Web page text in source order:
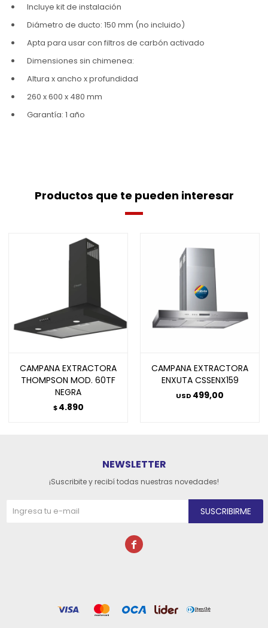
Incluye kit de instalación
Diámetro de ducto: 150 mm (no incluido)
Apta para usar con filtros de carbón activado
Dimensiones sin chimenea:
Altura x ancho x profundidad
260 x 600 x 480 mm
Garantía: 1 año
Productos que te pueden interesar
CAMPANA EXTRACTORA
THOMPSON MOD. 60TF
NEGRA
$ 4.890
CAMPANA EXTRACTORA
ENXUTA CSSENX159
USD 499,00
NEWSLETTER
¡Suscribite y recibí todas nuestras novedades!
SUSCRIBIRME
